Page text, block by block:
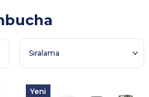
Yeni